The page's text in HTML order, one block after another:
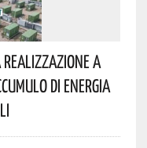
A
Di Energia